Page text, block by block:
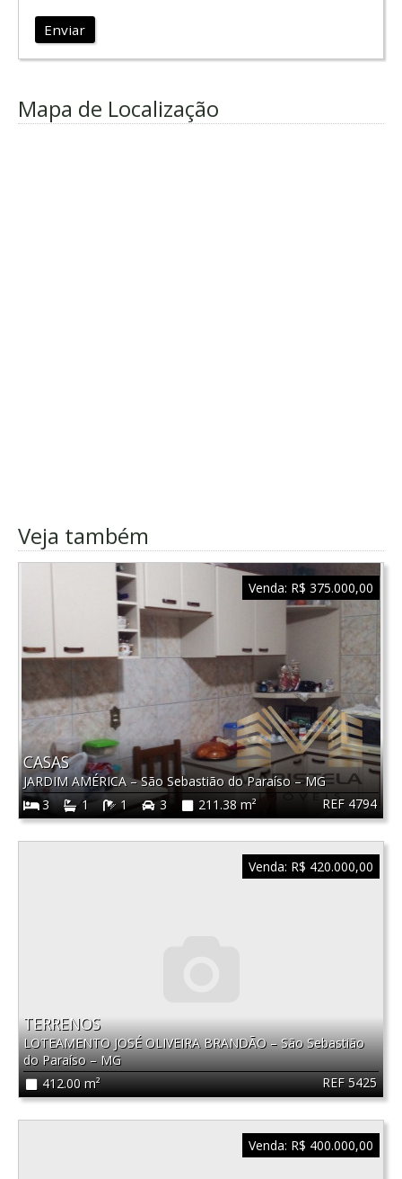
Enviar
Mapa de Localização
Veja também
REF 4794
CASAS
JARDIM AMÉRICA –São Sebastião do Paraíso–MG
3
1 1 3 211.38 m²
Venda: R$ 375.000,00
REF 5425
TERRENOS
LOTEAMENTO JOSÉ OLIVEIRA BRANDÃO–São Sebastião
do Paraíso–MG
412.00 m²
Venda: R$ 420.000,00
Venda: R$ 400.000,00